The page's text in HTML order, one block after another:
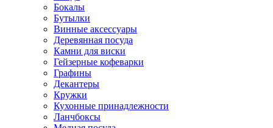
Бокалы
Бутылки
Винные аксессуары
Деревянная посуда
Камни для виски
Гейзерные кофеварки
Графины
Декантеры
Кружки
Кухонные принадлежности
Ланчбоксы